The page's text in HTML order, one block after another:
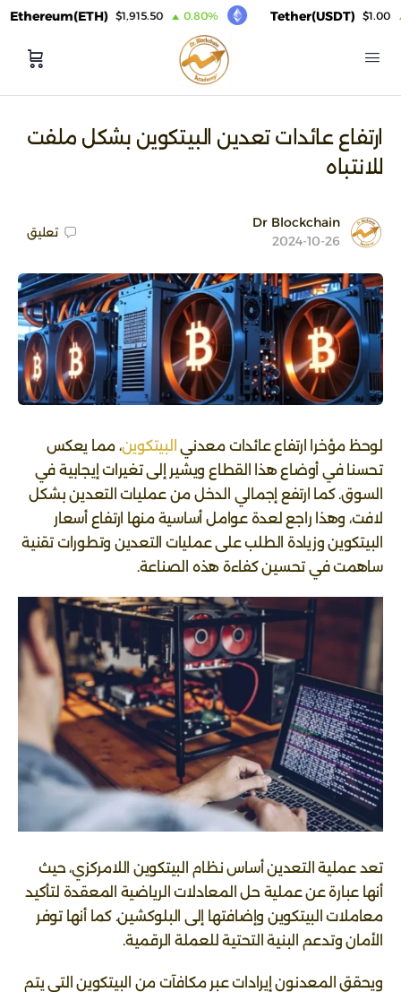
ارتفاع عائدات تعدين البيتكوين بشكل ملفت
للانتباه
Dr Blockchain
2024-10-26
تعليق
لوحظ مؤخرا ارتفاع عائدات معدني البيتكوين، مما يعكس
تحسنا في أوضاع هذا القطاع ويشير إلى تغيرات إيجابية في
السوق. كما ارتفع إجمالي الدخل من عمليات التعدين بشكل
لافت، وهذا راجع لعدة عوامل أساسية منها ارتفاع أسعار
البيتكوين وزيادة الطلب على عمليات التعدين وتطورات تقنية
ساهمت في تحسين كفاءة هذه الصناعة.
تعد عملية التعدين أساس نظام البيتكوين اللامركزي، حيث
أنها عبارة عن عملية حل المعادلات الرياضية المعقدة لتأكيد
معاملات البيتكوين وإضافتها إلى البلوكشين. كما أنها توفر
الأمان وتدعم البنية التحتية للعملة الرقمية.
ويحقق المعدنون إيرادات عبر مكافآت من البيتكوين التي يتم
$1,915.50 0.80% Tether(USDT) $1.00